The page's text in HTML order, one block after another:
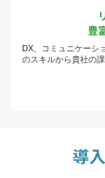
豊
DX、コミュニケーシ
のスキルから貴社の
導